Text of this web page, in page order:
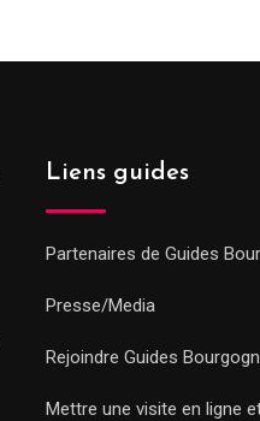
Liens guides
Partenaires de Guides
Presse/Media
Rejoindre Guides
Mettre une visite en ligne